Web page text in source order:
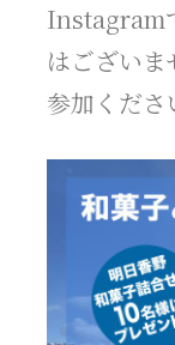
Instagram
はござい
参加くださ